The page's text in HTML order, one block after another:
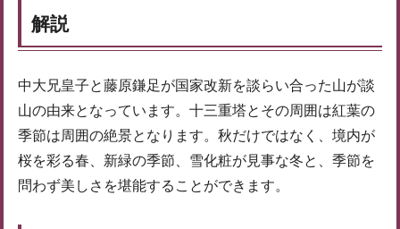
解説
中大兄皇子と藤原鎌足が国家改新を談らい合った山が談
山の由来となっています。十三重塔とその周囲は紅葉の
季節は周囲の絶景となります。秋だけではなく、境内が
桜を彩る春、新緑の季節、雪化粧が見事な冬と、季節を
問わず美しさを堪能することができます。